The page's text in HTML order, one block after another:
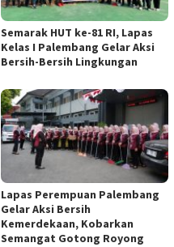
Semarak HUT ke-81 RI, Lapas
Kelas I Palembang Gelar Aksi
Bersih-Bersih Lingkungan
Lapas Perempuan Palembang
Gelar Aksi Bersih
Kemerdekaan, Kobarkan
Semangat Gotong Royong